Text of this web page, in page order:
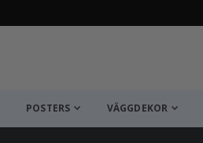
POSTERS VÄGGDEKOR